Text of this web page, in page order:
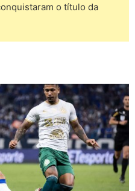
o título da